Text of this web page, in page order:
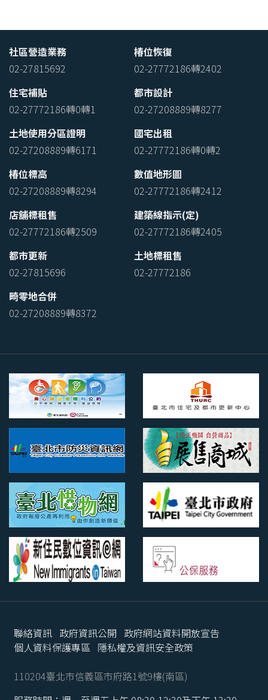
社區營造業務
02-27815692
椿位恢復
02-27772186轉2402
住宅補貼
02-27772186轉0轉1
都市設計
02-27208889轉8277
土地使用分區證明
02-27208889轉6171
國宅出租
02-27772186轉0轉2
椿位標高
02-27208889轉8294
數值地形圖
02-27772186轉2412
店舖標租售
02-27772186轉2509
建築線指示(定)
02-27772186轉2405
都市更新
02-27815696
土地標租售
02-27772186
畸零地合併
02-27208889轉8372
聯絡資訊 政府資訊公開 政府網站資料開放宣告
個人資料保護專區 隱私權及資訊安全政策
110204臺北市信義區市府路1號9樓(南區)